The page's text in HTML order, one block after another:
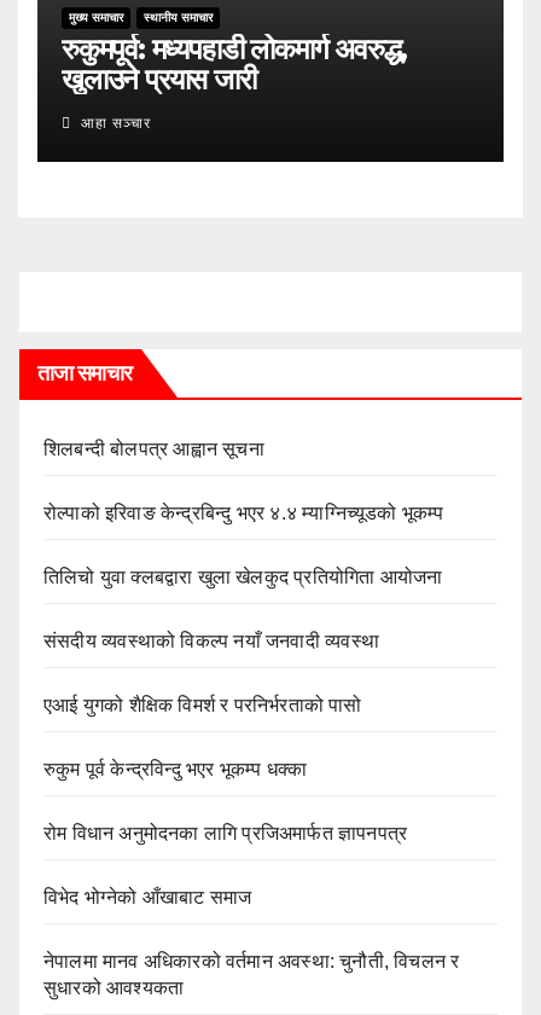
मुख्य समाचार स्थानीय समाचार
रुकुमपूर्व: मध्यपहाडी लोकमार्ग अवरुद्ध,
खुलाउने प्रयास जारी
आहा सञ्चार
ताजा समाचार
शिलबन्दी बोलपत्र आह्वान सूचना
रोल्पाको इरिवाङ केन्द्रबिन्दु भएर ४.४ म्याग्निच्यूडको भूकम्प
तिलिचो युवा क्लबद्वारा खुला खेलकुद प्रतियोगिता आयोजना
संसदीय व्यवस्थाको विकल्प नयाँ जनवादी व्यवस्था
एआई युगको शैक्षिक विमर्श र परनिर्भरताको पासो
रुकुम पूर्व केन्द्रविन्दु भएर भूकम्प धक्का
रोम विधान अनुमोदनका लागि प्रजिअमार्फत ज्ञापनपत्र
विभेद भोग्नेको आँखाबाट समाज
नेपालमा मानव अधिकारको वर्तमान अवस्था: चुनौती, विचलन र
सुधारको आवश्यकता